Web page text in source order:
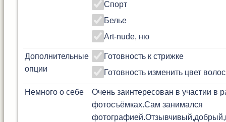
Спорт
Белье
Art-nude, ню
Дополнительные
опции
Готовность к стрижке
Готовность изменить цвет волос
Немного о себе
Очень заинтересован в участии в
фотосъёмках.Сам занимался